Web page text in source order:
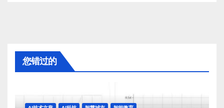
您错过的